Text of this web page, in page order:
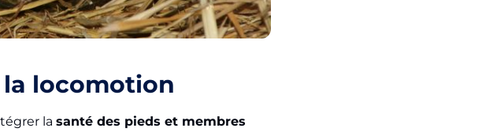
la locomotion
la santé des pieds et membres